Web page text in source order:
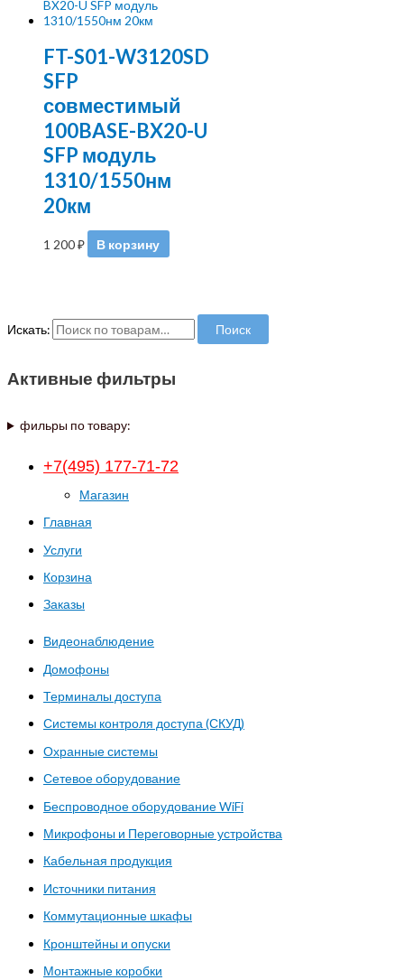
Искать: Поиск
Активные фильтры
фильры по товару:
+7(495) 177-71-72
Магазин
Главная
Услуги
Корзина
Заказы
Видеонаблюдение
Домофоны
Терминалы доступа
Системы контроля доступа (СКУД)
Охранные системы
Сетевое оборудование
Беспроводное оборудование WiFi
Микрофоны и Переговорные устройства
Кабельная продукция
Источники питания
Коммутационные шкафы
Кронштейны и опуски
Монтажные коробки
FT-S01-W3120SD
SFP
совместимый
100BASE-BX20-U
SFP модуль
1310/1550нм
20км
1 200₽ В корзину